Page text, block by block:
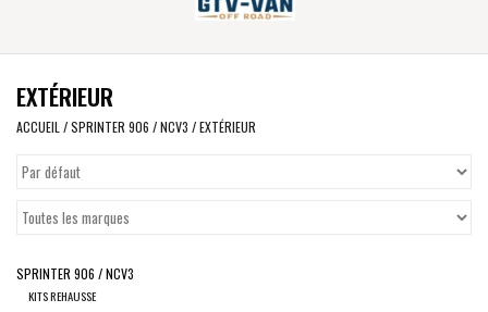
pour
disponible.
Viano /Vito 639
VW T7 2025
VW T6
VW CRAFTER / MAN TGE
EXTÉRIEUR
ACCUEIL /SPRINTER 906 / NCV3 /EXTÉRIEUR
SPRINTER 906 / NCV3
KITS REHAUSSE